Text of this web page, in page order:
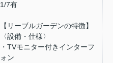
1/7有
【リーブルガーデンの特徴】
〈設備・仕様〉
・TVモニター付きインターフ
ォン